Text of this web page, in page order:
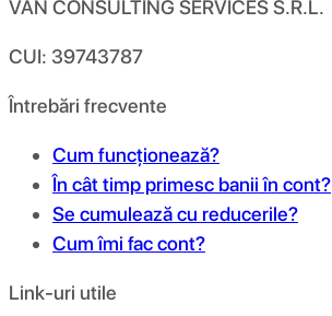
VAN CONSULTING SERVICES S.R.L.
CUI: 39743787
Întrebări frecvente
Cum funcționează?
În cât timp primesc banii în cont?
Se cumulează cu reducerile?
Cum îmi fac cont?
Link-uri utile